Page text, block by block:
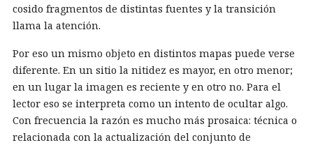
cosido fragmentos de distintas fuentes y la transición
llama la atención.
Por eso un mismo objeto en distintos mapas puede verse
diferente. En un sitio la nitidez es mayor, en otro menor;
en un lugar la imagen es reciente y en otro no. Para el
lector eso se interpreta como un intento de ocultar algo.
Con frecuencia la razón es mucho más prosaica: técnica o
relacionada con la actualización del conjunto de